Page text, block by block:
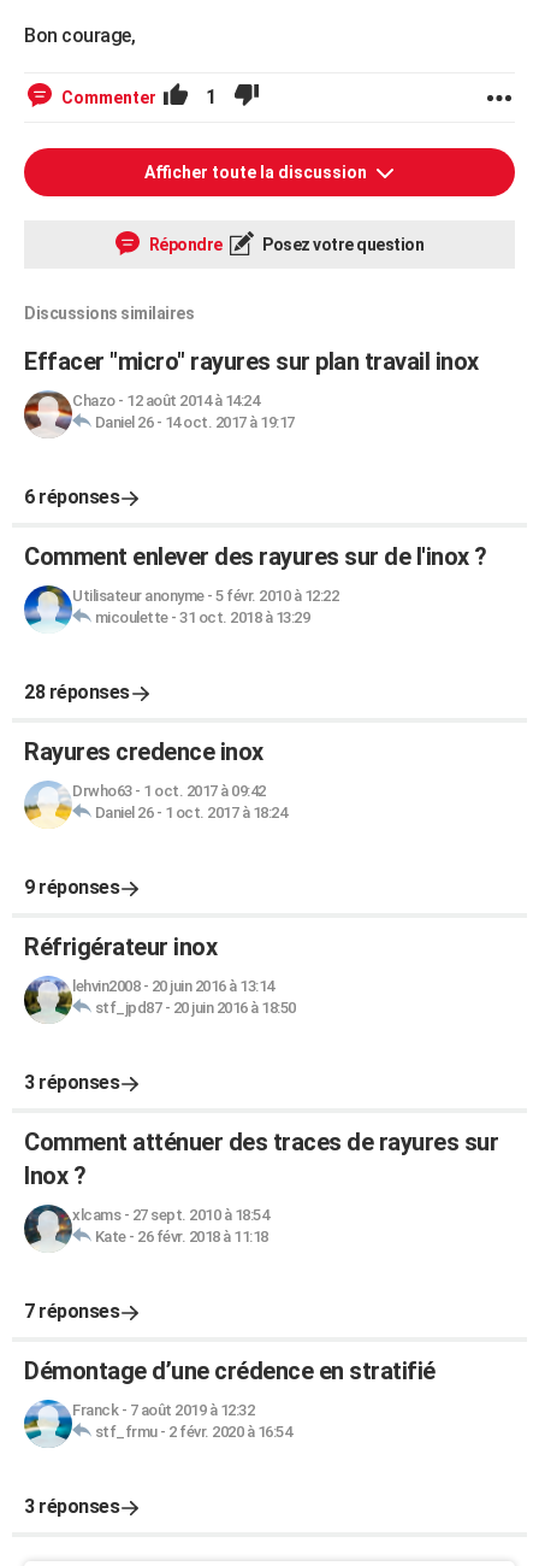
Bon courage,
Commenter 1
Afficher toute la discussion
Répondre Posez votre question
Discussions similaires
Effacer "micro" rayures sur plan travail inox
Chazo- 12 août 2014 à 14:24
Daniel 26- 14 oct. 2017 à 19:17
6 réponses
Comment enlever des rayures sur de l'inox ?
Utilisateur anonyme- 5 févr. 2010 à 12:22
micoulette- 31 oct. 2018 à 13:29
28 réponses
Rayures credence inox
Drwho63- 1 oct. 2017 à 09:42
Daniel 26- 1 oct. 2017 à 18:24
9 réponses
Réfrigérateur inox
lehvin2008- 20 juin 2016 à 13:14
stf_jpd87- 20 juin 2016 à 18:50
3 réponses
Comment atténuer des traces de rayures sur
Inox ?
xlcams- 27 sept. 2010 à 18:54
Kate- 26 févr. 2018 à 11:18
7 réponses
Démontage d’une crédence en stratifié
Franck- 7 août 2019 à 12:32
stf_frmu- 2 févr. 2020 à 16:54
3 réponses